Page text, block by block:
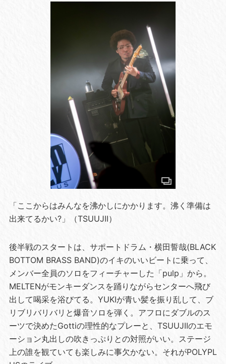
「ここからはみんなを沸かしにかかります。沸く準備は
出来てるかい?」（TSUUJII）
後半戦のスタートは、サポートドラム・横田誓哉(BLACK
BOTTOM BRASS BAND)のイキのいいビートに乗って、
メンバー全員のソロをフィーチャーした「pulp」から。
MELTENがモンキーダンスを踊りながらセンターへ飛び
出して喝采を浴びてる。YUKIが青い髪を振り乱して、ブ
リブリバリバリと爆音ソロを弾く。アフロにダブルのス
ーツで決めたGottiの理性的なプレーと、TSUUJIIのエモ
ーション丸出しの吹きっぷりとの対照がいい。ステージ
上の誰を観ていても楽しみに事欠かない。それがPOLYPL